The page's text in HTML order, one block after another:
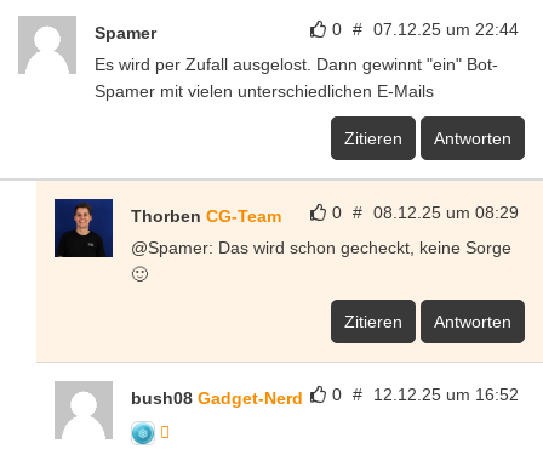
0 # 07.12.25 um 22:44
Spamer
Es wird per Zufall ausgelost. Dann gewinnt "ein" Bot-
Spamer mit vielen unterschiedlichen E-Mails
Zitieren Antworten
0 # 08.12.25 um 08:29
Thorben CG-Team
@Spamer: Das wird schon gecheckt, keine Sorge
🙂
Zitieren Antworten
0 # 12.12.25 um 16:52
bush08 Gadget-Nerd